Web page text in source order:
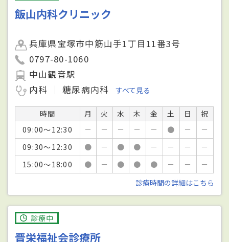
飯山内科クリニック
兵庫県宝塚市中筋山手1丁目11番3号
0797-80-1060
中山観音駅
内科
糖尿病内科 すべて見る
時間 月 火 水 木 金 土 日
祝
09:00～12:30
－ － － － － ● －
－
09:30～12:30
● － ● ● － － －
－
15:00～18:00
● － ● ● ● － －
－
診療時間の詳細はこちら
診療中
晋栄福祉会診療所